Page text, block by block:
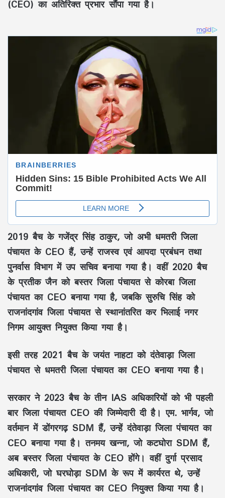
(CEO) का अतिरिक्त प्रभार सौंपा गया है।
2019 बैचकेगजेंद्र सिंह ठाकुर, जो अभी धमतरी जिला
पंचायतके CEO हैं, उन्हेंराजस्व एवं आपदा प्रबंधन तथा
पुनर्वास विभागमेंउप सचिवबनाया गया है। वहीं 2020 बैच
केप्रतीक जैनकोबस्तर जिला पंचायतसेकोरबा जिला
पंचायतका CEO बनाया गया है, जबकिसुरुचि सिंहको
राजनांदगांव जिला पंचायतसे स्थानांतरित करभिलाई नगर
निगम आयुक्तनियुक्त किया गया है।
इसी तरह 2021 बैचकेजयंत नाहटाकोदंतेवाड़ा जिला
पंचायतसे धमतरी जिला पंचायतका CEO बनाया गया है।
सरकार ने 2023 बैचके तीन IAS अधिकारियों को भी पहली
बारजिला पंचायत CEO की जिम्मेदारी दी है।एम. भार्गव, जो
वर्तमान मेंडोंगरगढ़ SDM हैं, उन्हेंदंतेवाड़ा जिला पंचायतका
CEO बनाया गया है।तनमय खन्ना, जोकटघोरा SDM हैं,
अबबस्तर जिला पंचायतके CEO होंगे। वहींदुर्गा प्रसाद
अधिकारी, जोघरघोड़ा SDM के रूप में कार्यरत थे, उन्हें
राजनांदगांव जिला पंचायतका CEO नियुक्त किया गया है।